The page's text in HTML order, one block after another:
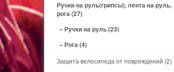
Ручки на руль(грипсы), лента на руль,
рога(27)
– Ручки на руль(23)
– Рога(4)
Защита велосипеда от повреждений (2)